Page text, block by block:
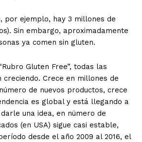
por ejemplo, hay 3 millones de
Sin embargo, aproximadamente
ya comen sin gluten.
Gluten Free”, todas las
creciendo. Crece en millones de
de nuevos productos, crece
es global y está llegando a
una idea, en número de
(en USA) sigue casi estable,
desde el año 2009 al 2016, el